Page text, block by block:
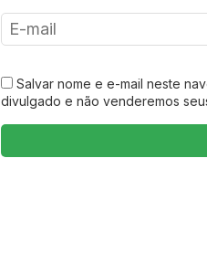
Salvar nome e e-mail neste
divulgado e não venderemos